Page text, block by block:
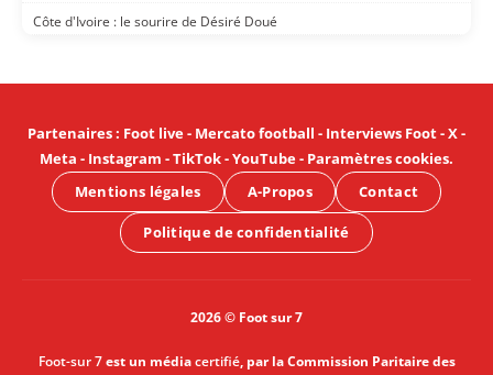
Côte d'Ivoire : le sourire de Désiré Doué
Partenaires: Foot live- Mercato football - Interviews Foot-X-
Meta - Instagram -TikTok-YouTube- Paramètres cookies.
Mentions légales
A-Propos Contact
Politique de confidentialité
2026 © Foot sur 7
Foot-sur 7est un médiacertifié, par la Commission Paritaire des